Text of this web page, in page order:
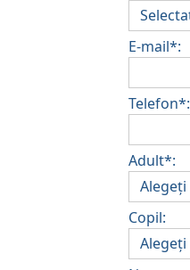
E-mail*:
Telefon*:
Adult*:
Copil: